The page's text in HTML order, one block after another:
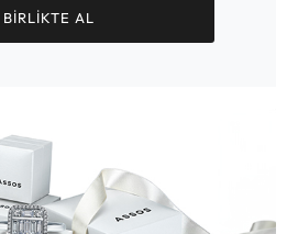
BİRLİKTE AL